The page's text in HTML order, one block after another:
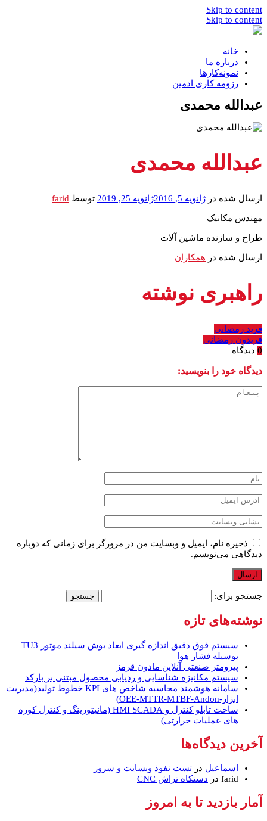
Skip to content
Skip to content
خانه
درباره ما
نمونه‌کارها
رزومه کاری ادمین
عبدالله محمدی
عبدالله محمدی
ارسال شده در ژانویه 5, 2016 ژانویه 25, 2019 توسط farid
مهندس مکانیک
طراح و سازنده ماشین آلات
ارسال شده در همکاران
راهبری نوشته
فرید رمضانی
فریدون رمضانی
0 دیدگاه
دیدگاه خود را بنویسید:
ذخیره نام، ایمیل و وبسایت من در مرورگر برای زمانی که دوباره
دیدگاهی می‌نویسم.
جستجو برای:
نوشته‌های تازه
سیستم فوق دقیق اندازه گیری ابعاد بوش سیلند موتور TU3
بوسیله فشار هوا
پیرومتر صنعتی آنلاین مادون قرمز
سیستم مکانیزه شناسایی و ردیابی محصول مبتنی بر بارکد
سامانه هوشمند محاسبه شاخص های KPI خطوط تولید(مدیریت
ابزار-OEE-MTTR-MTBF-Andon)
ساخت تابلو کنترل و HMI SCADA (مانیتورینگ و کنترل کوره
های عملیات حرارتی)
آخرین دیدگاه‌ها
اسماعیل در تست نفوذ وبسایت و سرور
farid در دستکاه تراش CNC
آمار بازدید تا به امروز